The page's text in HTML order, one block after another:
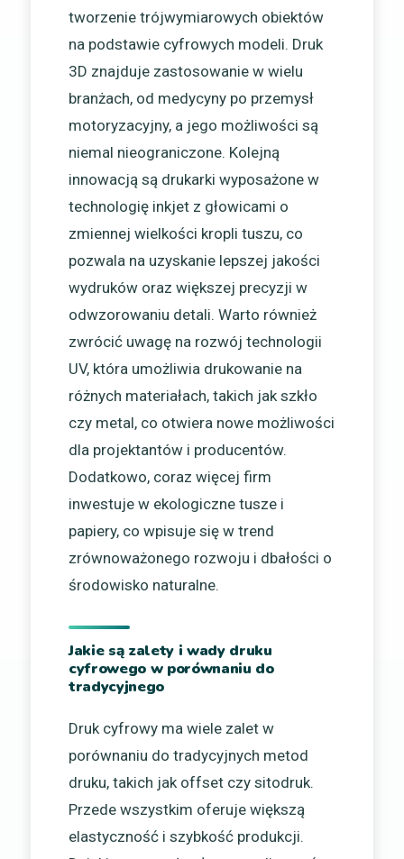
tworzenie trójwymiarowych obiektów
na podstawie cyfrowych modeli. Druk
3D znajduje zastosowanie w wielu
branżach, od medycyny po przemysł
motoryzacyjny, a jego możliwości są
niemal nieograniczone. Kolejną
innowacją są drukarki wyposażone w
technologię inkjet z głowicami o
zmiennej wielkości kropli tuszu, co
pozwala na uzyskanie lepszej jakości
wydruków oraz większej precyzji w
odwzorowaniu detali. Warto również
zwrócić uwagę na rozwój technologii
UV, która umożliwia drukowanie na
różnych materiałach, takich jak szkło
czy metal, co otwiera nowe możliwości
dla projektantów i producentów.
Dodatkowo, coraz więcej firm
inwestuje w ekologiczne tusze i
papiery, co wpisuje się w trend
zrównoważonego rozwoju i dbałości o
środowisko naturalne.
Jakie są zalety i wady druku
cyfrowego w porównaniu do
tradycyjnego
Druk cyfrowy ma wiele zalet w
porównaniu do tradycyjnych metod
druku, takich jak offset czy sitodruk.
Przede wszystkim oferuje większą
elastyczność i szybkość produkcji.